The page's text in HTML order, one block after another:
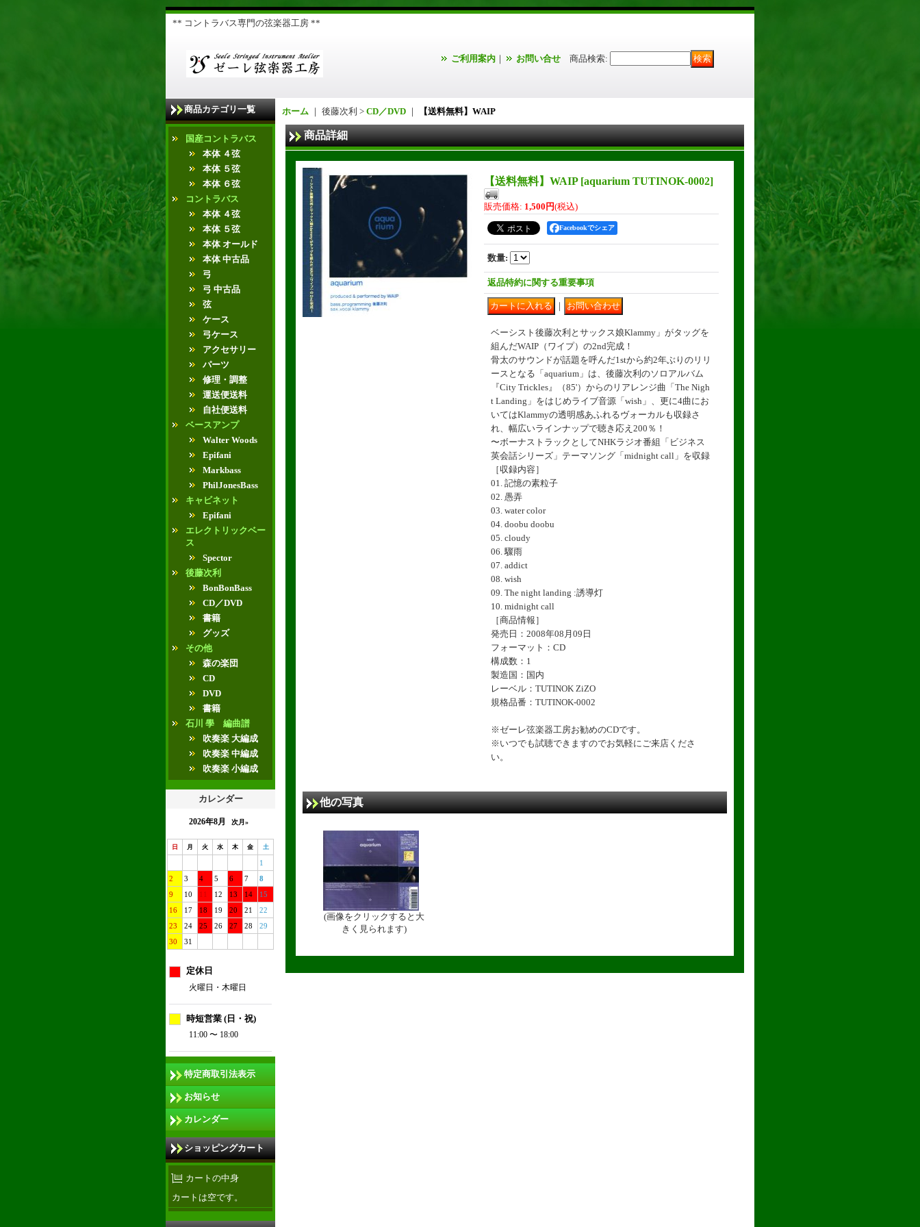
** コントラバス専門の弦楽器工房 **
ご利用案内 ｜ お問い合せ 商品検索:
商品カテゴリ一覧
国産コントラバス
本体 ４弦
本体 ５弦
本体 ６弦
コントラバス
本体 ４弦
本体 ５弦
本体 オールド
本体 中古品
弓
弓 中古品
弦
ケース
弓ケース
アクセサリー
パーツ
修理・調整
運送便送料
自社便送料
ベースアンプ
Walter Woods
Epifani
Markbass
PhilJonesBass
キャビネット
Epifani
エレクトリックベー
ス
Spector
後藤次利
BonBonBass
CD／DVD
書籍
グッズ
その他
森の楽団
CD
DVD
書籍
石川 學 編曲譜
吹奏楽 大編成
吹奏楽 中編成
吹奏楽 小編成
カレンダー
2026年8月 次月»
日 月 火 水 木 金 土
1
2
3 4 5 6 7
8
9
10 11 12 13 14
15
16
17 18 19 20 21
22
23
24 25 26 27 28
29
30
31
定休日
火曜日・木曜日
時短営業 (日・祝)
11:00 〜 18:00
特定商取引法表示
お知らせ
カレンダー
ショッピングカート
カートの中身
カートは空です。
ホーム ｜ 後藤次利 > CD／DVD ｜ 【送料無料】WAIP
商品詳細
【送料無料】WAIP [aquarium TUTINOK-0002]
販売価格: 1,500円(税込)
Facebookでシェア
数量:
返品特約に関する重要事項
｜
ベーシスト後藤次利とサックス娘Klammy」がタッグを
組んだWAIP（ワイプ）の2nd完成！
骨太のサウンドが話題を呼んだ1stから約2年ぶりのリリ
ースとなる「aquarium」は、後藤次利のソロアルバム
『City Trickles』（85'）からのリアレンジ曲「The Nigh
t Landing」をはじめライブ音源「wish」、更に4曲にお
いてはKlammyの透明感あふれるヴォーカルも収録さ
れ、幅広いラインナップで聴き応え200％！
〜ボーナストラックとしてNHKラジオ番組「ビジネス
英会話シリーズ」テーマソング「midnight call」を収録
［収録内容］
01. 記憶の素粒子
02. 愚弄
03. water color
04. doobu doobu
05. cloudy
06. 驟雨
07. addict
08. wish
09. The night landing :誘導灯
10. midnight call
［商品情報］
発売日：2008年08月09日
フォーマット：CD
構成数：1
製造国：国内
レーベル：TUTINOK ZiZO
規格品番：TUTINOK-0002
※ゼーレ弦楽器工房お勧めのCDです。
※いつでも試聴できますのでお気軽にご来店くださ
い。
他の写真
(画像をクリックすると大
きく見られます)